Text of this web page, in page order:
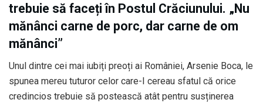
trebuie să faceți în Postul Crăciunului. „Nu
mănânci carne de porc, dar carne de om
mănânci”
Unul dintre cei mai iubiți preoți ai României, Arsenie Boca, le
spunea mereu tuturor celor care-I cereau sfatul că orice
credincios trebuie să postească atât pentru susținerea